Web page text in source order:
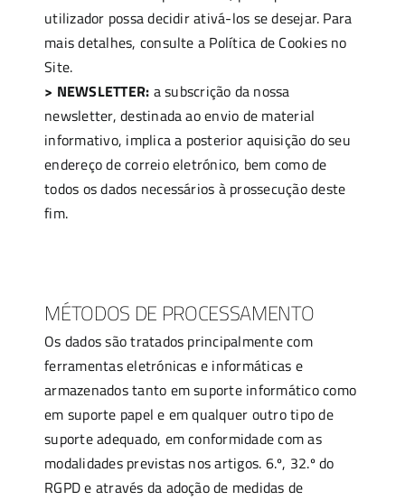
utilizador possa decidir ativá-los se desejar. Para
mais detalhes, consulte a Política de Cookies no
Site.
> NEWSLETTER: a subscrição da nossa
newsletter, destinada ao envio de material
informativo, implica a posterior aquisição do seu
endereço de correio eletrónico, bem como de
todos os dados necessários à prossecução deste
fim.
MÉTODOS DE PROCESSAMENTO
Os dados são tratados principalmente com
ferramentas eletrónicas e informáticas e
armazenados tanto em suporte informático como
em suporte papel e em qualquer outro tipo de
suporte adequado, em conformidade com as
modalidades previstas nos artigos. 6.º, 32.º do
RGPD e através da adoção de medidas de